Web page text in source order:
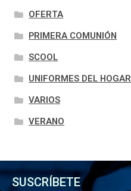
OFERTA
PRIMERA COMUNIÓN
SCOOL
UNIFORMES DEL HOGAR
VARIOS
VERANO
SUSCRÍBETE